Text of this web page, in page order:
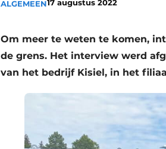
ALGEMEEN17 augustus 2022
Om meer te weten te komen,
de grens. Het interview werd
van het bedrijf Kisiel, in het